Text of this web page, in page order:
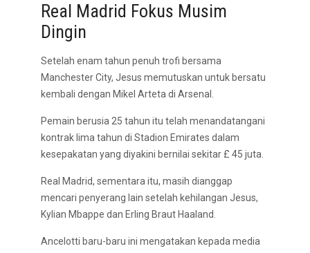
Real Madrid Fokus Musim
Dingin
Setelah enam tahun penuh trofi bersama
Manchester City, Jesus memutuskan untuk bersatu
kembali dengan Mikel Arteta di Arsenal.
Pemain berusia 25 tahun itu telah menandatangani
kontrak lima tahun di Stadion Emirates dalam
kesepakatan yang diyakini bernilai sekitar £ 45 juta.
Real Madrid, sementara itu, masih dianggap
mencari penyerang lain setelah kehilangan Jesus,
Kylian Mbappe dan Erling Braut Haaland.
Ancelotti baru-baru ini mengatakan kepada media